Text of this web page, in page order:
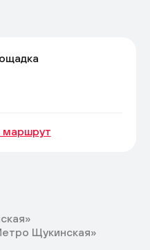
маршрут
Щукинская»